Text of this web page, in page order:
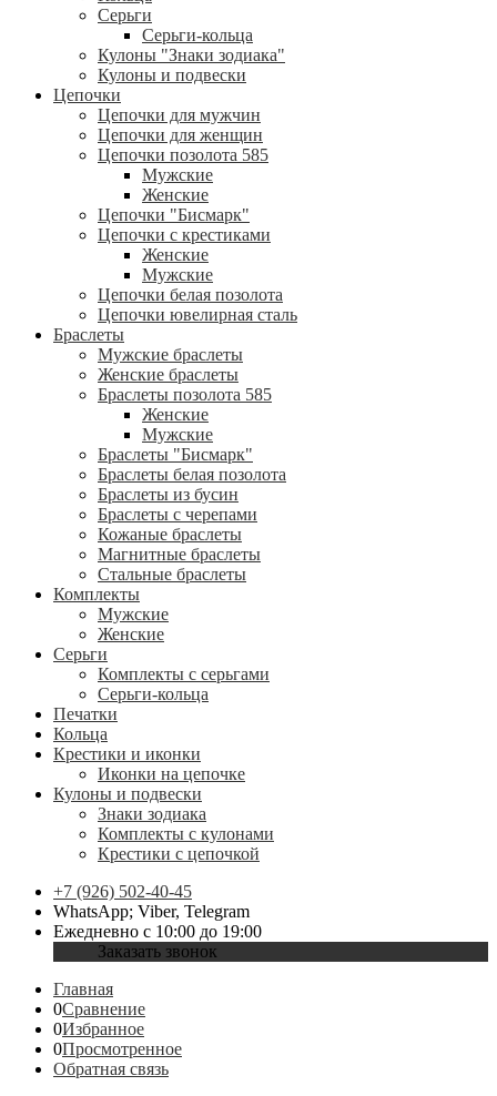
Серьги
Серьги-кольца
Кулоны "Знаки зодиака"
Кулоны и подвески
Цепочки
Цепочки для мужчин
Цепочки для женщин
Цепочки позолота 585
Мужские
Женские
Цепочки "Бисмарк"
Цепочки с крестиками
Женские
Мужские
Цепочки белая позолота
Цепочки ювелирная сталь
Браслеты
Мужские браслеты
Женские браслеты
Браслеты позолота 585
Женские
Мужские
Браслеты "Бисмарк"
Браслеты белая позолота
Браслеты из бусин
Браслеты с черепами
Кожаные браслеты
Магнитные браслеты
Стальные браслеты
Комплекты
Мужские
Женские
Серьги
Комплекты с серьгами
Серьги-кольца
Печатки
Кольца
Крестики и иконки
Иконки на цепочке
Кулоны и подвески
Знаки зодиака
Комплекты с кулонами
Крестики с цепочкой
+7 (926) 502-40-45
WhatsApp; Viber, Telegram
Ежедневно с 10:00 до 19:00
Заказать звонок
Главная
0Сравнение
0Избранное
0Просмотренное
Обратная связь